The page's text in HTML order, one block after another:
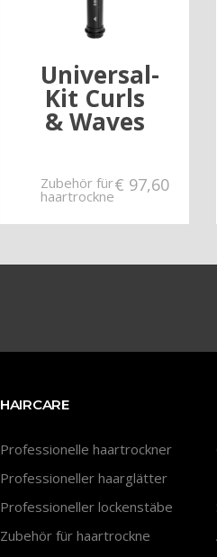
Universal-
Kit Curls
& Waves
Zubehör für
haartrockne
€ 97,60
HAIRCARE
Professionelle haartrockner
Professioneller haarglätter
Professioneller lockenstäbe
Zubehör für haartrockne